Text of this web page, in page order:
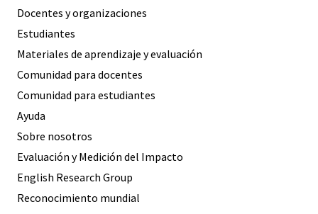
Docentes y organizaciones
Estudiantes
Materiales de aprendizaje y evaluación
Comunidad para docentes
Comunidad para estudiantes
Ayuda
Sobre nosotros
Evaluación y Medición del Impacto
English Research Group
Reconocimiento mundial